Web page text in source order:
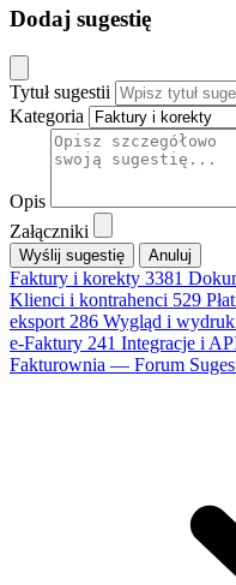
Dodaj sugestię
Tytuł sugestii
Kategoria
Opis
Załączniki
Anuluj
Faktury i korekty 3381
Klienci i kontrahenci 529
eksport 286 Wygląd i
e-Faktury 241 Integracje i
Fakturownia — Forum